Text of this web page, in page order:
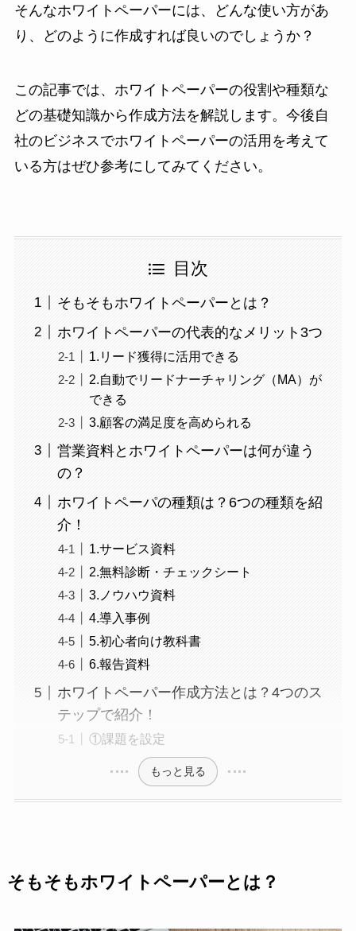
そんなホワイトペーパーには、どんな使い方があ
り、どのように作成すれば良いのでしょうか？
この記事では、ホワイトペーパーの役割や種類な
どの基礎知識から作成方法を解説します。今後自
社のビジネスでホワイトペーパーの活用を考えて
いる方はぜひ参考にしてみてください。
目次
そもそもホワイトペーパーとは？
ホワイトペーパーの代表的なメリット3つ
1.リード獲得に活用できる
2.自動でリードナーチャリング（MA）が
できる
3.顧客の満足度を高められる
営業資料とホワイトペーパーは何が違う
の？
ホワイトペーパの種類は？6つの種類を紹
介！
1.サービス資料
2.無料診断・チェックシート
3.ノウハウ資料
4.導入事例
5.初心者向け教科書
6.報告資料
ホワイトペーパー作成方法とは？4つのス
テップで紹介！
①課題を設定
もっと見る
そもそもホワイトペーパーとは？